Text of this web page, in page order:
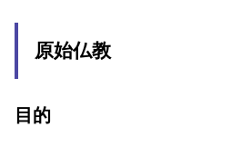
原始仏教
目的